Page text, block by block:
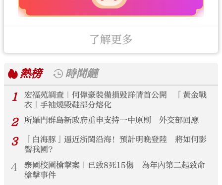
了解更多
熱榜
時間鏈
1
宏福苑調查｜何偉豪裝備損毀詳情首公開 「黃金戰
衣」手袖燒毀鞋部分熔化
2 所羅門群島新政府重申支持一中原則 外交部回應
3
「白海豚」逼近浙閩沿海！預計明晚登陸 將如何影
響我國？
4
泰國校園槍擊案｜已致8死15傷 為年內第二起致命
槍擊事件